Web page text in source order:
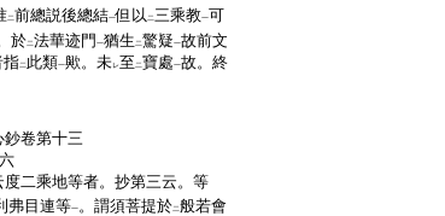
二前總説後總結一但以 二三乘教一可
於二法華迹門 一猶生 二驚疑一故前文
指二 此類一歟。未レ至 二寶處一故。終
鈔卷第十三
度二乘地等者。抄第三云。等
弗目連等一。謂須菩提於二般若會